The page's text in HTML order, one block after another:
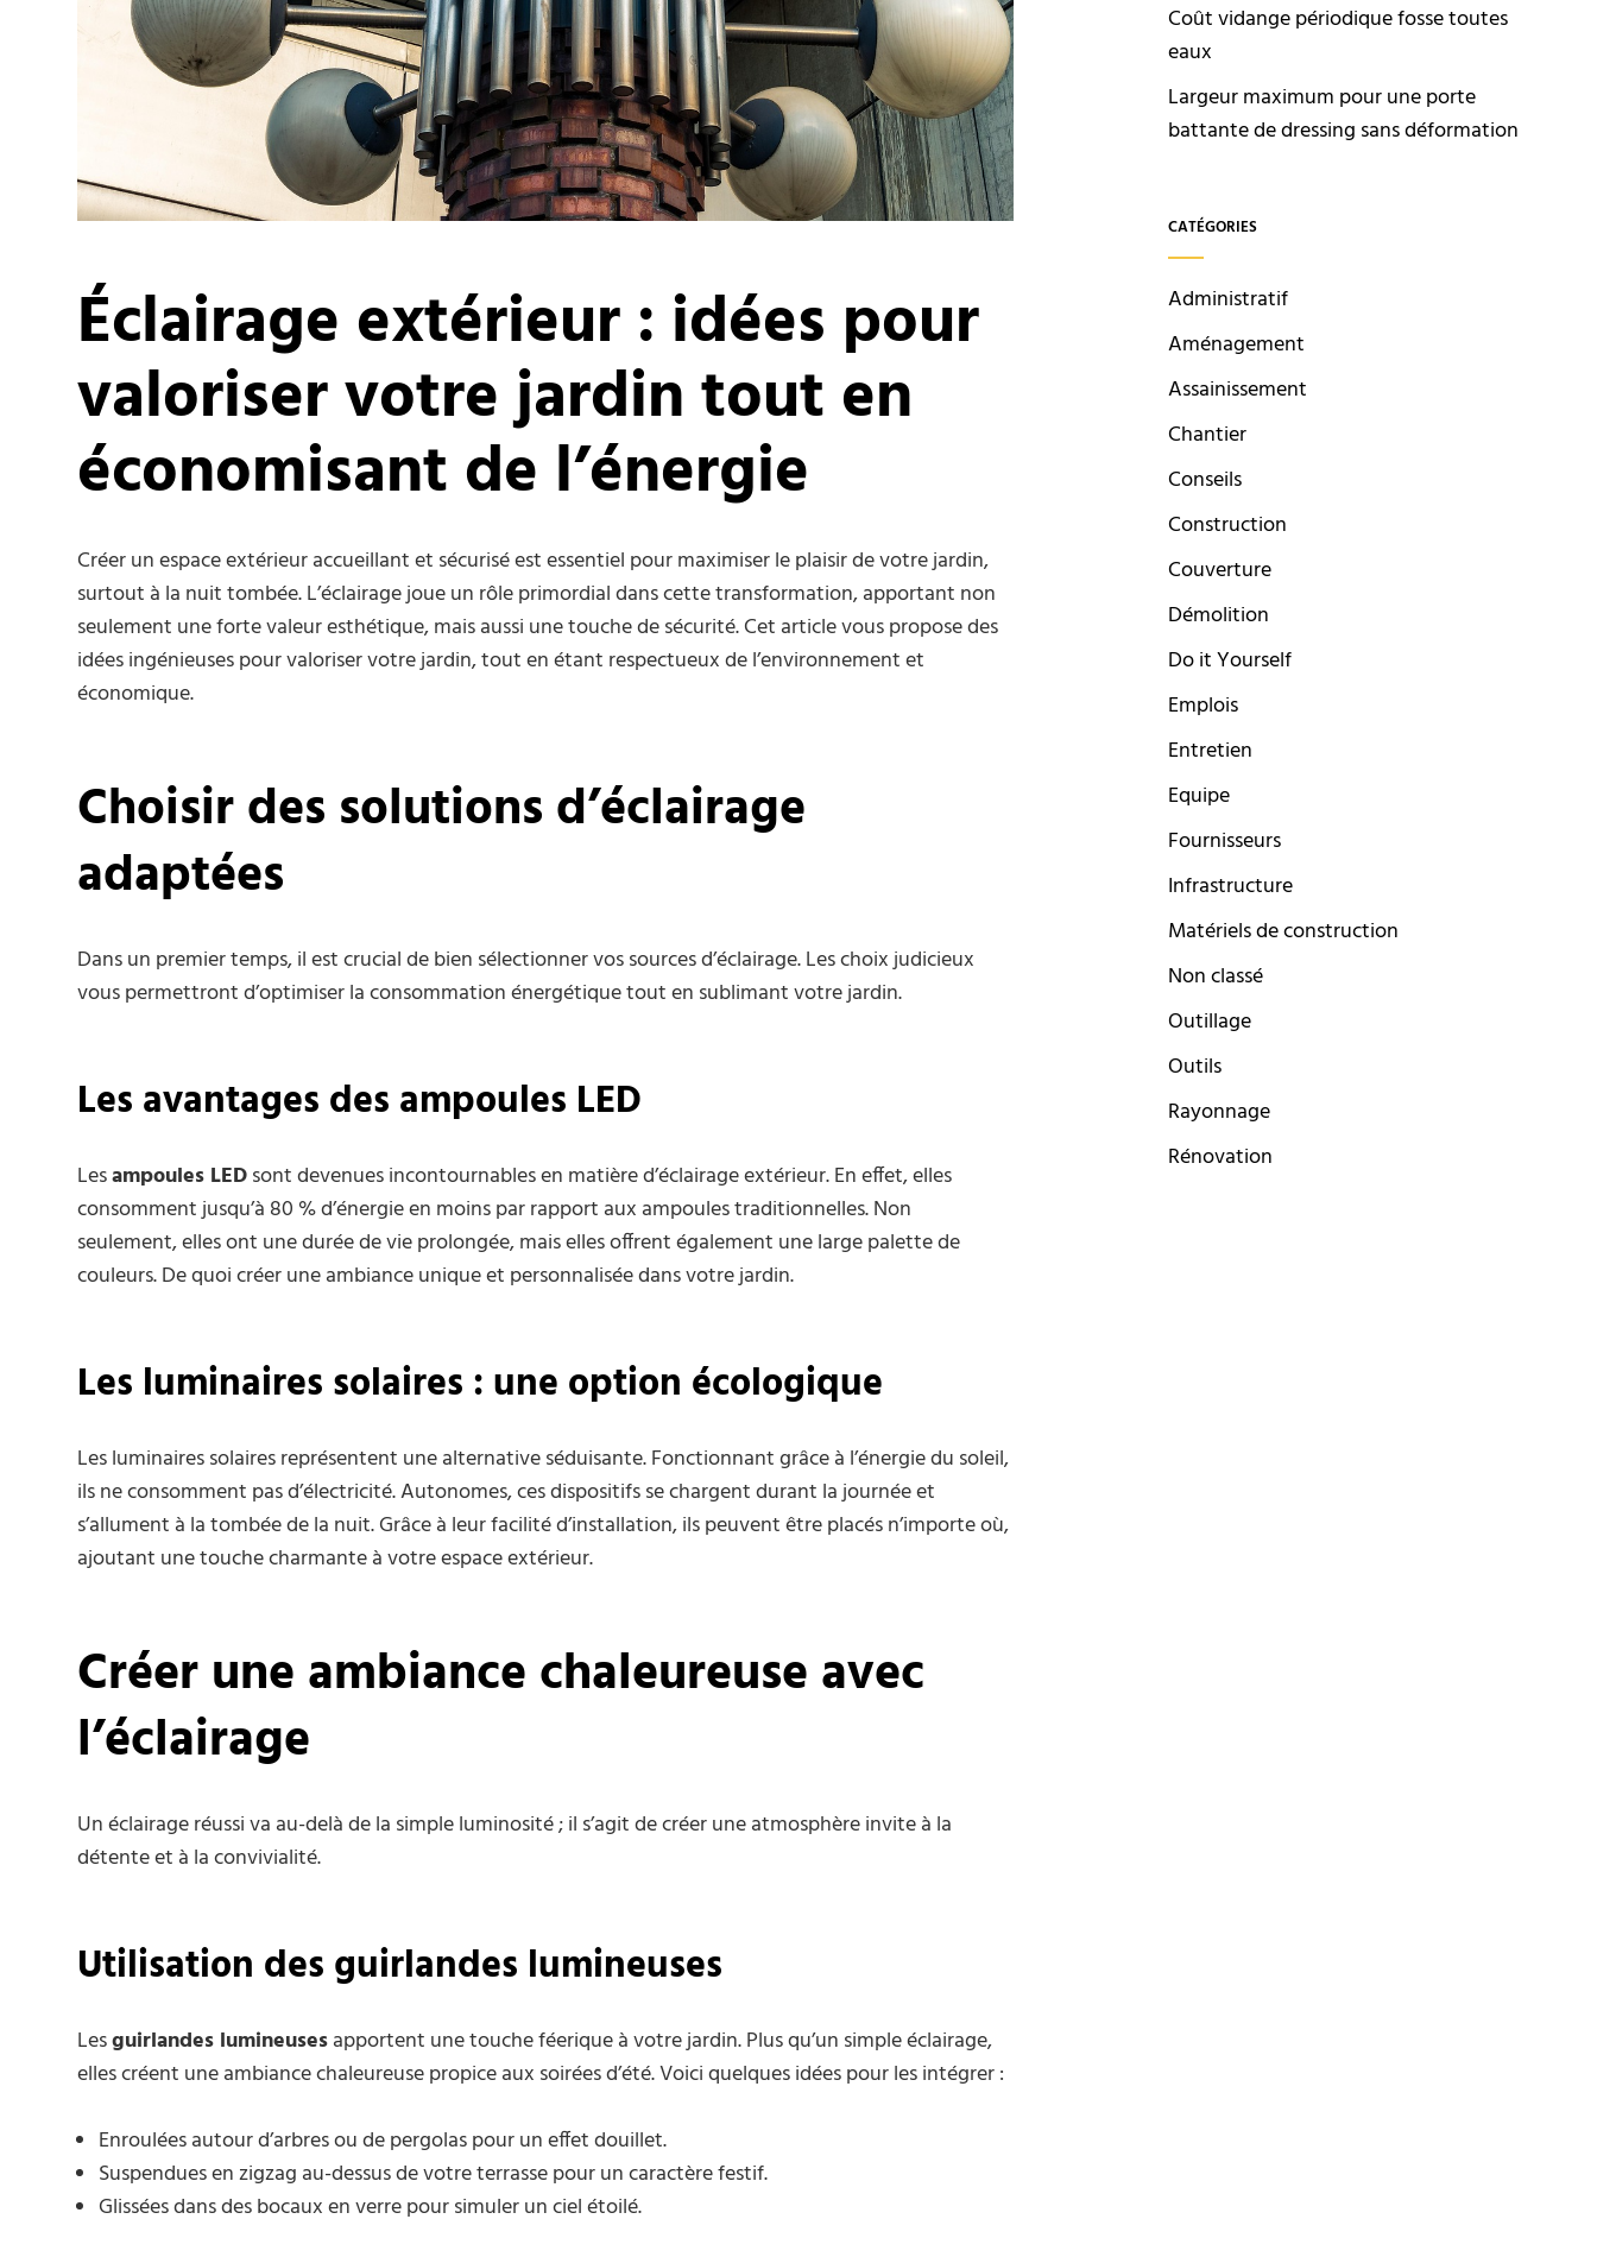
Éclairage extérieur : idées pour
valoriser votre jardin tout en
économisant de l’énergie
Créer un espace extérieur accueillant et sécurisé est essentiel pour maximiser le plaisir de votre jardin,
surtout à la nuit tombée. L’éclairage joue un rôle primordial dans cette transformation, apportant non
seulement une forte valeur esthétique, mais aussi une touche de sécurité. Cet article vous propose des
idées ingénieuses pour valoriser votre jardin, tout en étant respectueux de l’environnement et
économique.
Choisir des solutions d’éclairage
adaptées
Dans un premier temps, il est crucial de bien sélectionner vos sources d’éclairage. Les choix judicieux
vous permettront d’optimiser la consommation énergétique tout en sublimant votre jardin.
Les avantages des ampoules LED
Lesampoules LEDsont devenues incontournables en matière d’éclairage extérieur. En effet, elles
consomment jusqu’à 80 % d’énergie en moins par rapport aux ampoules traditionnelles. Non
seulement, elles ont une durée de vie prolongée, mais elles offrent également une large palette de
couleurs. De quoi créer une ambiance unique et personnalisée dans votre jardin.
Les luminaires solaires : une option écologique
Les luminaires solaires représentent une alternative séduisante. Fonctionnant grâce à l’énergie du soleil,
ils ne consomment pas d’électricité. Autonomes, ces dispositifs se chargent durant la journée et
s’allument à la tombée de la nuit. Grâce à leur facilité d’installation, ils peuvent être placés n’importe où,
ajoutant une touche charmante à votre espace extérieur.
Créer une ambiance chaleureuse avec
l’éclairage
Un éclairage réussi va au-delà de la simple luminosité ; il s’agit de créer une atmosphère invite à la
détente et à la convivialité.
Utilisation des guirlandes lumineuses
Lesguirlandes lumineusesapportent une touche féerique à votre jardin. Plus qu’un simple éclairage,
elles créent une ambiance chaleureuse propice aux soirées d’été. Voici quelques idées pour les intégrer :
Enroulées autour d’arbres ou de pergolas pour un effet douillet.
Suspendues en zigzag au-dessus de votre terrasse pour un caractère festif.
Glissées dans des bocaux en verre pour simuler un ciel étoilé.
Coût vidange périodique fosse toutes
eaux
Largeur maximum pour une porte
battante de dressing sans déformation
CATÉGORIES
Administratif
Aménagement
Assainissement
Chantier
Conseils
Construction
Couverture
Démolition
Do it Yourself
Emplois
Entretien
Equipe
Fournisseurs
Infrastructure
Matériels de construction
Non classé
Outillage
Outils
Rayonnage
Rénovation